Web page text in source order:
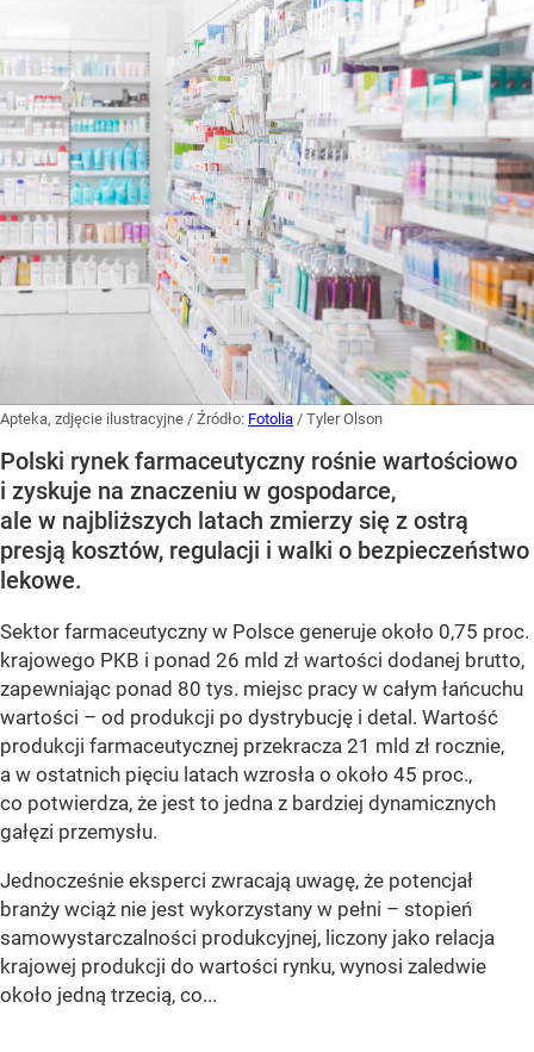
Apteka, zdjęcie ilustracyjne / Źródło: Fotolia / Tyler Olson
Polski rynek farmaceutyczny rośnie wartościowo
i zyskuje na znaczeniu w gospodarce,
ale w najbliższych latach zmierzy się z ostrą
presją kosztów, regulacji i walki o bezpieczeństwo
lekowe.
Sektor farmaceutyczny w Polsce generuje około 0,75 proc.
krajowego PKB i ponad 26 mld zł wartości dodanej brutto,
zapewniając ponad 80 tys. miejsc pracy w całym łańcuchu
wartości – od produkcji po dystrybucję i detal. Wartość
produkcji farmaceutycznej przekracza 21 mld zł rocznie,
a w ostatnich pięciu latach wzrosła o około 45 proc.,
co potwierdza, że jest to jedna z bardziej dynamicznych
gałęzi przemysłu.
Jednocześnie eksperci zwracają uwagę, że potencjał
branży wciąż nie jest wykorzystany w pełni – stopień
samowystarczalności produkcyjnej, liczony jako relacja
krajowej produkcji do wartości rynku, wynosi zaledwie
około jedną trzecią, co...